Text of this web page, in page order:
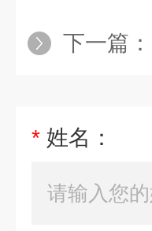
下一篇：
* 姓名：